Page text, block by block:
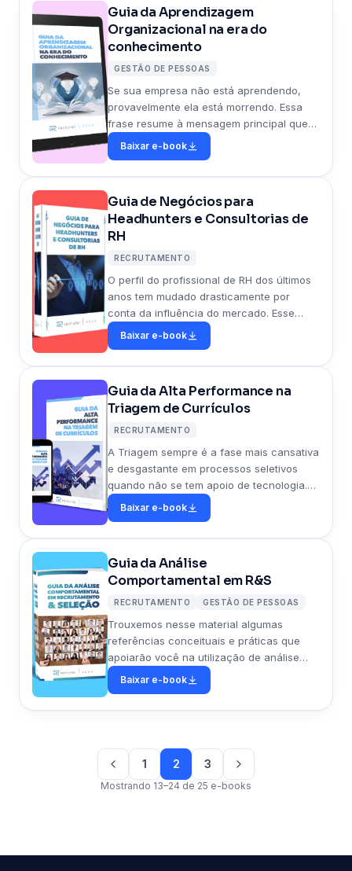
Guia da Aprendizagem
Organizacional na era do
conhecimento
GESTÃO DE PESSOAS
Se sua empresa não está aprendendo,
provavelmente ela está morrendo. Essa
frase resume à mensagem principal que
queremos transmitir nesse material.
Baixar e-book
Guia de Negócios para
Headhunters e Consultorias de
RH
RECRUTAMENTO
O perfil do profissional de RH dos últimos
anos tem mudado drasticamente por
conta da influência do mercado. Esse
material destaca os principais pontos de
negócios que HeadHunters devem se
Baixar e-book
Guia da Alta Performance na
Triagem de Currículos
RECRUTAMENTO
A Triagem sempre é a fase mais cansativa
e desgastante em processos seletivos
quando não se tem apoio de tecnologia.
Diante disso, separamos algumas dicas
essenciais para otimizar o tempo de
Baixar e-book
Guia da Análise
Comportamental em R&S
RECRUTAMENTO GESTÃO DE PESSOAS
Trouxemos nesse material algumas
referências conceituais e práticas que
apoiarão você na utilização de análise
comportamental como instrumento de
apoio à tomada de decisão.
Baixar e-book
1 2 3
Mostrando 13–24 de 25 e-books